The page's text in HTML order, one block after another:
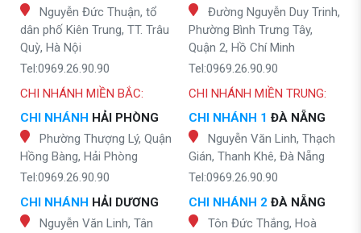
Nguyễn Đức Thuận, tổ
dân phố Kiên Trung, TT. Trâu
Quỳ, Hà Nội
Tel:0969.26.90.90
Đường Nguyễn Duy Trinh,
Phường Bình Trưng Tây,
Quận 2, Hồ Chí Minh
Tel:0969.26.90.90
CHI NHÁNH MIỀN BẮC:
CHI NHÁNH HẢI PHÒNG
Phường Thượng Lý, Quận
Hồng Bàng, Hải Phòng
Tel:0969.26.90.90
CHI NHÁNH HẢI DƯƠNG
Nguyễn Văn Linh, Tân
CHI NHÁNH MIỀN TRUNG:
CHI NHÁNH 1 ĐÀ NẴNG
Nguyễn Văn Linh, Thạch
Gián, Thanh Khê, Đà Nẵng
Tel:0969.26.90.90
CHI NHÁNH 2 ĐÀ NẴNG
Tôn Đức Thắng, Hoà